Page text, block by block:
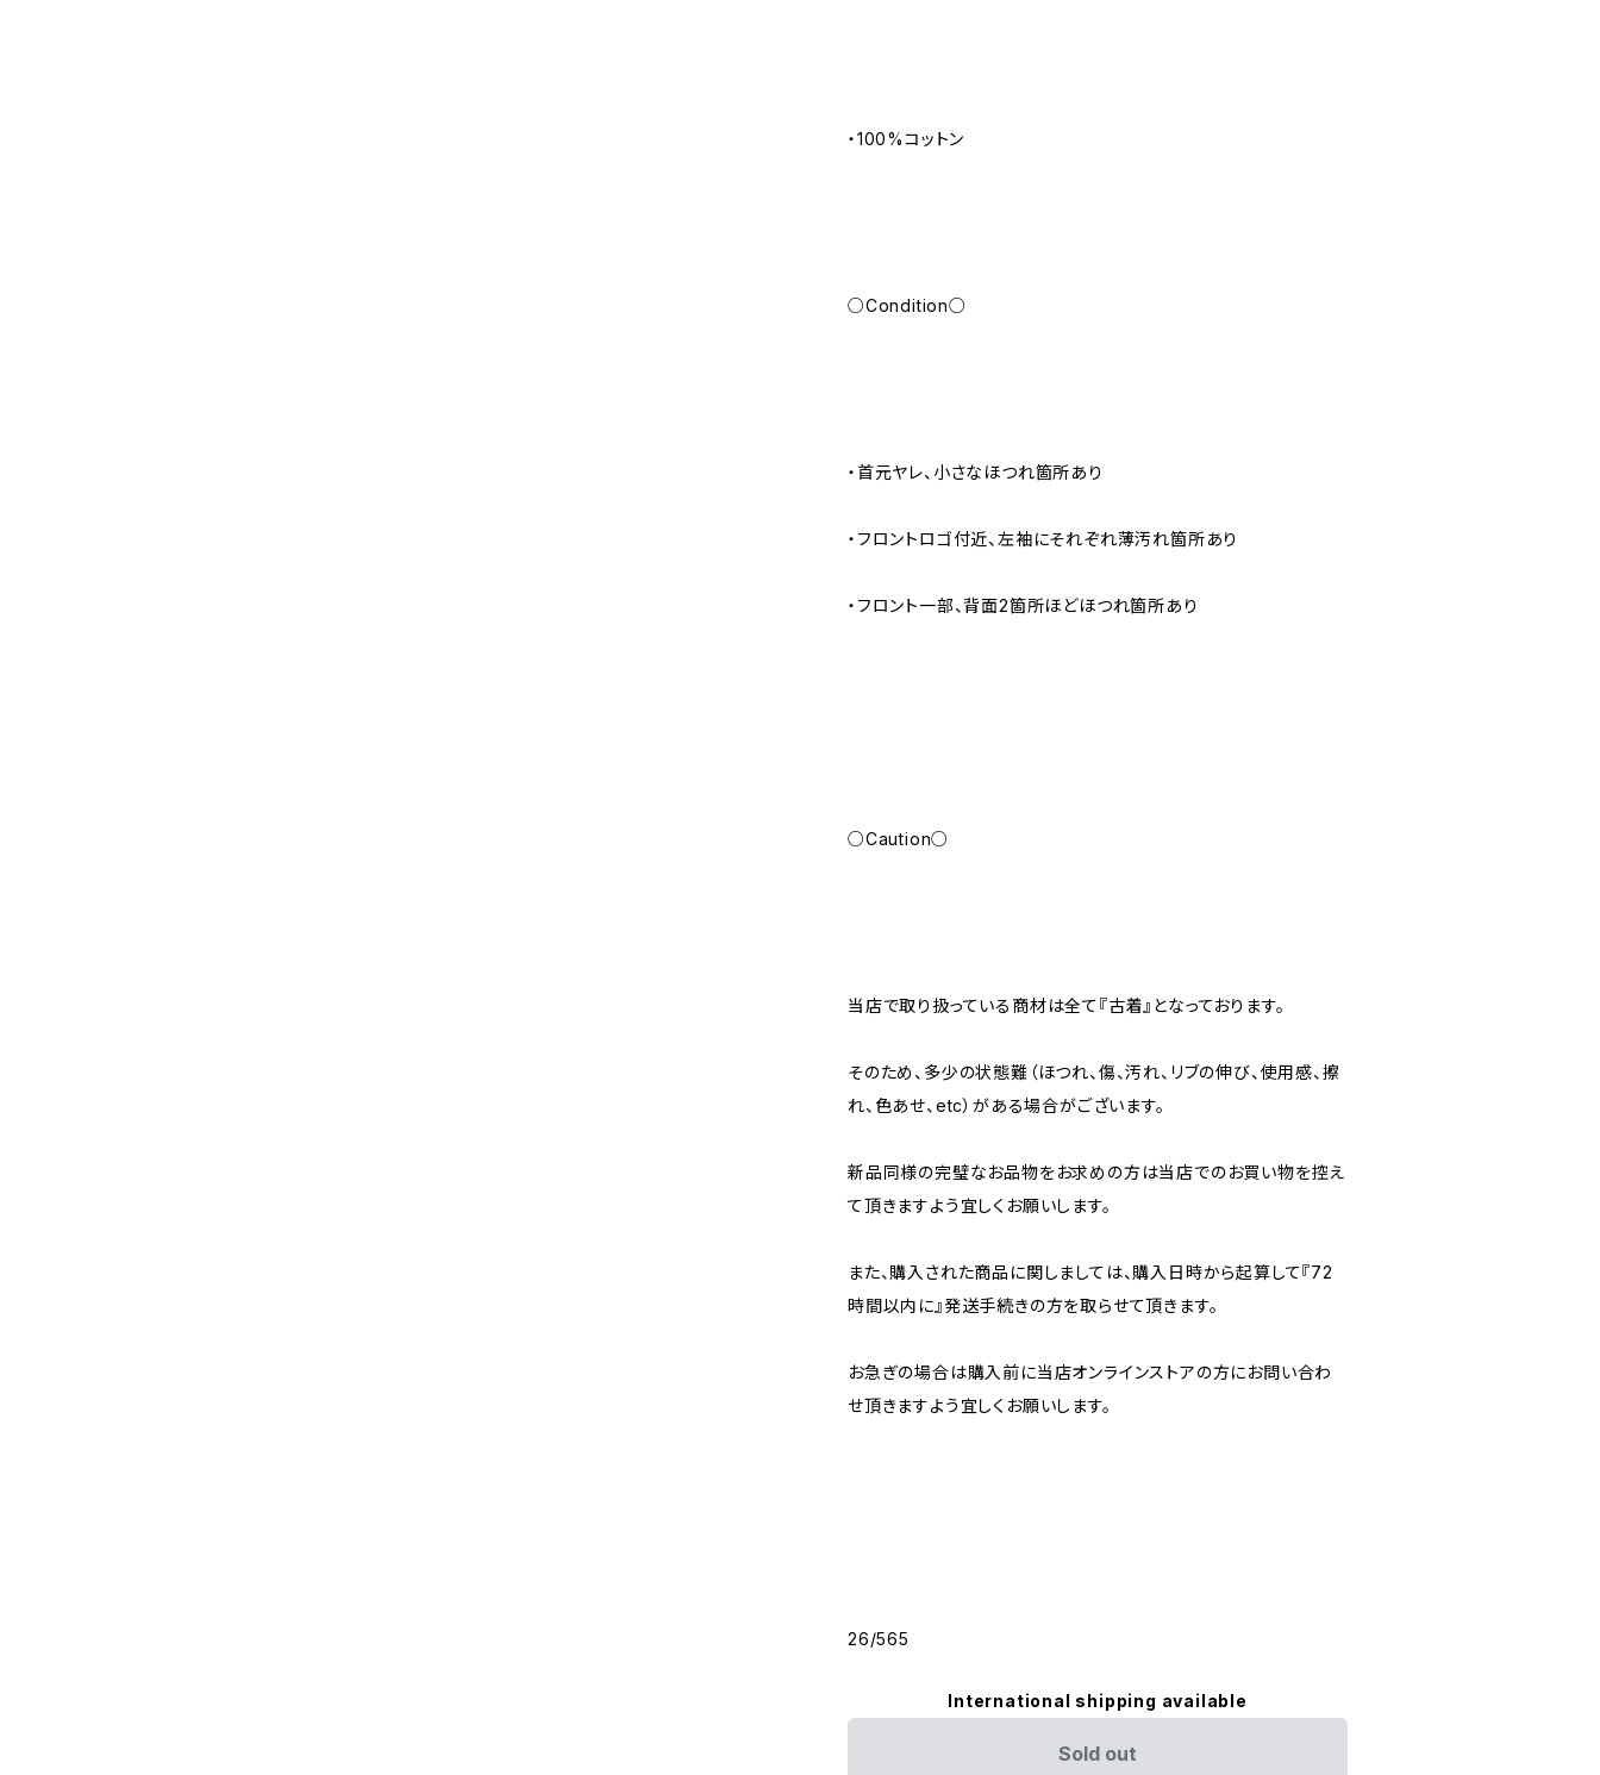
・100%コットン
○Condition○
・首元ヤレ、小さなほつれ箇所あり
・フロントロゴ付近、左袖にそれぞれ薄汚れ箇所あり
・フロント一部、背面2箇所ほどほつれ箇所あり
○Caution○
当店で取り扱っている商材は全て『古着』となっております。
そのため、多少の状態難（ほつれ、傷、汚れ、リブの伸び、使用感、擦
れ、色あせ、etc）がある場合がございます。
新品同様の完璧なお品物をお求めの方は当店でのお買い物を控え
て頂きますよう宜しくお願いします。
また、購入された商品に関しましては、購入日時から起算して『72
時間以内に』発送手続きの方を取らせて頂きます。
お急ぎの場合は購入前に当店オンラインストアの方にお問い合わ
せ頂きますよう宜しくお願いします。
26/565
International shipping available
Sold out